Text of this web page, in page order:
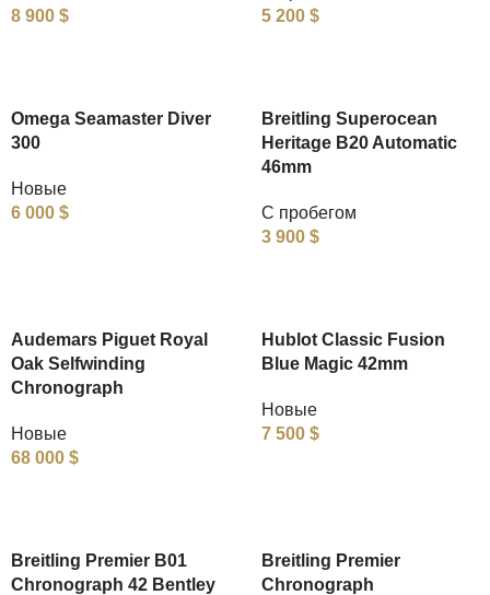
8 900 $
5 200 $
Omega Seamaster Diver
300
Новые
6 000 $
Breitling Superocean
Heritage B20 Automatic
46mm
С пробегом
3 900 $
Audemars Piguet Royal
Oak Selfwinding
Chronograph
Новые
68 000 $
Hublot Classic Fusion
Blue Magic 42mm
Новые
7 500 $
Breitling Premier B01
Chronograph 42 Bentley
Breitling Premier
Chronograph